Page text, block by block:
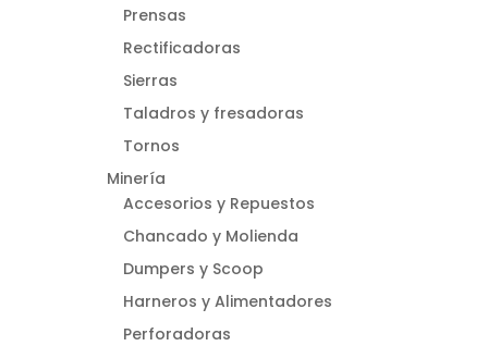
Prensas
Rectificadoras
Sierras
Taladros y fresadoras
Tornos
Minería
Accesorios y Repuestos
Chancado y Molienda
Dumpers y Scoop
Harneros y Alimentadores
Perforadoras